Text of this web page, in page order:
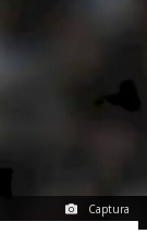
Captura